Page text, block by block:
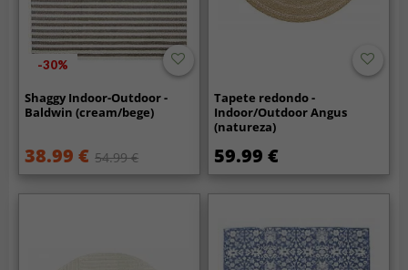
-30%
Shaggy Indoor-Outdoor -
Baldwin (cream/bege)
38.99 € 54.99 €
Tapete redondo -
Indoor/Outdoor Angus
(natureza)
59.99 €